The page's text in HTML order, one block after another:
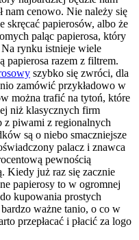
nam cenowo. Nie należy się
skręcać papierosów, albo że
paląc papierosa, który
rynku istnieje wiele
papierosa razem z filtrem.
szybko się zwróci, dla
zamówić przykładowo w
można trafić na tytoń, które
niż klasycznych firm
z piwami z regionalnych
są o niebo smaczniejsze
palacz i znawca
pewnością
Kiedy już raz się zacznie
papierosy to w ogromnej
kupowania prostych
ważne tanio, o co w
przepłacać i płacić za logo